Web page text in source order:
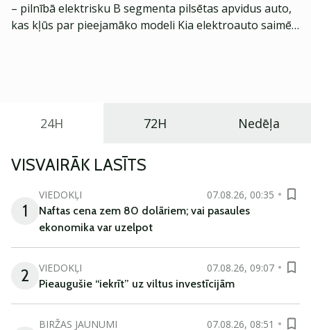
– pilnībā elektrisku B segmenta pilsētas apvidus auto,
kas kļūs par pieejamāko modeli Kia elektroauto saimē
24H 72H Nedēļa
VISVAIRĀK LASĪTS
1
VIEDOKĻI
07.08.26, 00:35
Naftas cena zem 80 dolāriem; vai pasaules
ekonomika var uzelpot
2 VIEDOKĻI
07.08.26, 09:07
Pieaugušie “iekrīt” uz viltus investīcijām
BIRŽAS JAUNUMI
07.08.26, 08:51